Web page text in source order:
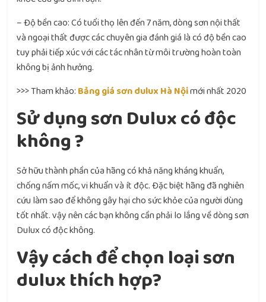
– Độ bền cao: Có tuổi thọ lên đến 7 năm, dòng sơn nội thất
và ngoại thất được các chuyên gia đánh giá là có độ bền cao
tuy phải tiếp xúc với các tác nhân từ môi trường hoàn toàn
không bị ảnh hưởng.
>>> Tham khảo: Bảng giá sơn dulux Hà Nộimới nhất 2020
Sử dụng sơn Dulux có độc
không ?
Sở hữu thành phần của hãng có khả năng kháng khuẩn,
chống nấm mốc, vi khuẩn và ít độc. Đặc biệt hãng đã nghiên
cứu làm sao để không gây hại cho sức khỏe của người dùng
tốt nhất. vậy nên các bạn không cần phải lo lắng về dòng sơn
Dulux có độc không.
Vậy cách để chọn loại sơn
dulux thích hợp?